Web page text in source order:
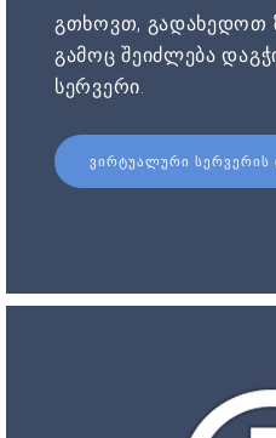
გთხოვთ, გადახედოთ
გამოც შეიძლება
სერვერი.
ᲕᲘᲠᲢᲣᲐᲚᲣᲠᲘ ᲡᲔᲠᲕᲔᲠᲘᲡ